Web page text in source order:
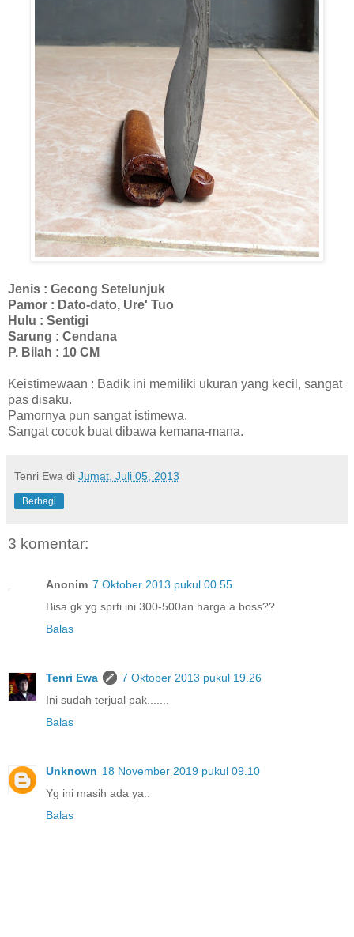
Jenis : Gecong Setelunjuk
Pamor : Dato-dato, Ure' Tuo
Hulu : Sentigi
Sarung : Cendana
P. Bilah : 10 CM
Keistimewaan : Badik ini memiliki ukuran yang kecil, sangat
pas disaku.
Pamornya pun sangat istimewa.
Sangat cocok buat dibawa kemana-mana.
Tenri Ewa di Jumat, Juli 05, 2013
Berbagi
3 komentar:
Anonim 7 Oktober 2013 pukul 00.55
Bisa gk yg sprti ini 300-500an harga.a boss??
Balas
Tenri Ewa
7 Oktober 2013 pukul 19.26
Ini sudah terjual pak.......
Balas
Unknown 18 November 2019 pukul 09.10
Yg ini masih ada ya..
Balas